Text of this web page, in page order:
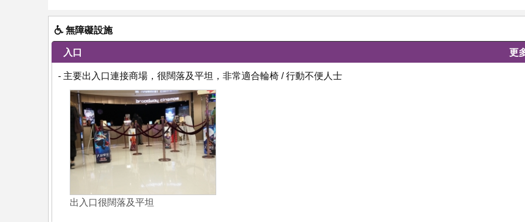
無障礙設施
入口 更
- 主要出入口連接商場，很闊落及平坦，非常適合輪椅 / 行動不便人士
出入口很闊落及平坦